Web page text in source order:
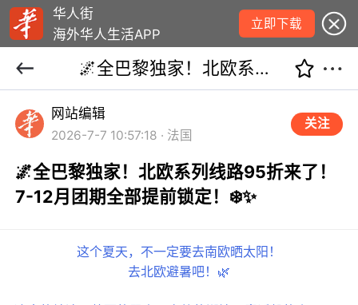
华人街
海外华人生活APP
立即下载
🌌全巴黎独家！北欧系列线路95折来了！7-12月团期全部提前锁定！❄️✨
网站编辑
2026-7-7 10:57:18 · 法国
关注
🌌全巴黎独家！北欧系列线路95折来了！
7-12月团期全部提前锁定！❄️✨
这个夏天，不一定要去南欧晒太阳！
去北欧避暑吧！🌿